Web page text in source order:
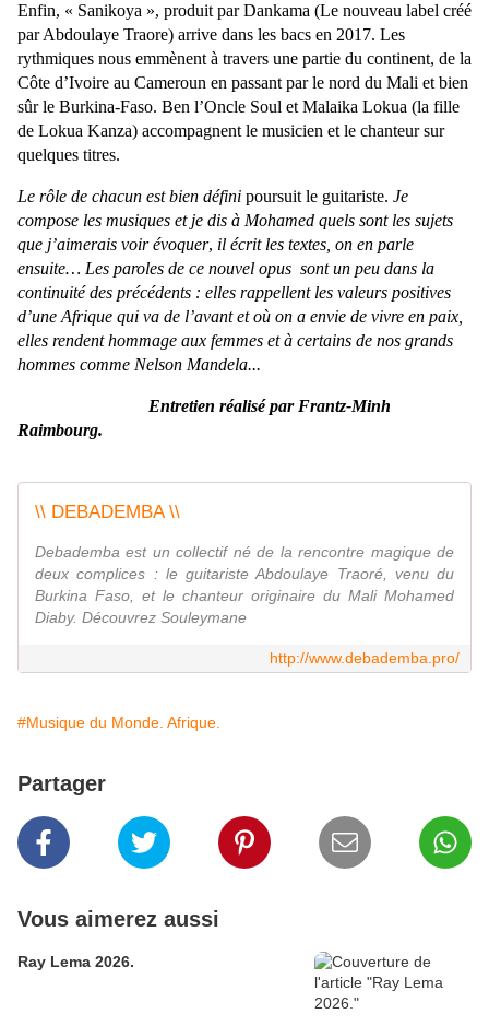
Enfin, « Sanikoya », produit par Dankama (Le nouveau label créé
par Abdoulaye Traore) arrive dans les bacs en 2017. Les
rythmiques nous emmènent à travers une partie du continent, de la
Côte d’Ivoire au Cameroun en passant par le nord du Mali et bien
sûr le Burkina-Faso. Ben l’Oncle Soul et Malaika Lokua (la fille
de Lokua Kanza) accompagnent le musicien et le chanteur sur
quelques titres.
Le rôle de chacun est bien défini poursuit le guitariste. Je
compose les musiques et je dis à Mohamed quels sont les sujets
que j’aimerais voir évoquer, il écrit les textes, on en parle
ensuite… Les paroles de ce nouvel opus sont un peu dans la
continuité des précédents : elles rappellent les valeurs positives
d’une Afrique qui va de l’avant et où on a envie de vivre en paix,
elles rendent hommage aux femmes et à certains de nos grands
hommes comme Nelson Mandela...
Entretien réalisé par Frantz-Minh
Raimbourg.
\\ DEBADEMBA \\
Debademba est un collectif né de la rencontre magique de
deux complices : le guitariste Abdoulaye Traoré, venu du
Burkina Faso, et le chanteur originaire du Mali Mohamed
Diaby. Découvrez Souleymane
http://www.debademba.pro/
#Musique du Monde. Afrique.
Partager
Vous aimerez aussi
Ray Lema 2026.